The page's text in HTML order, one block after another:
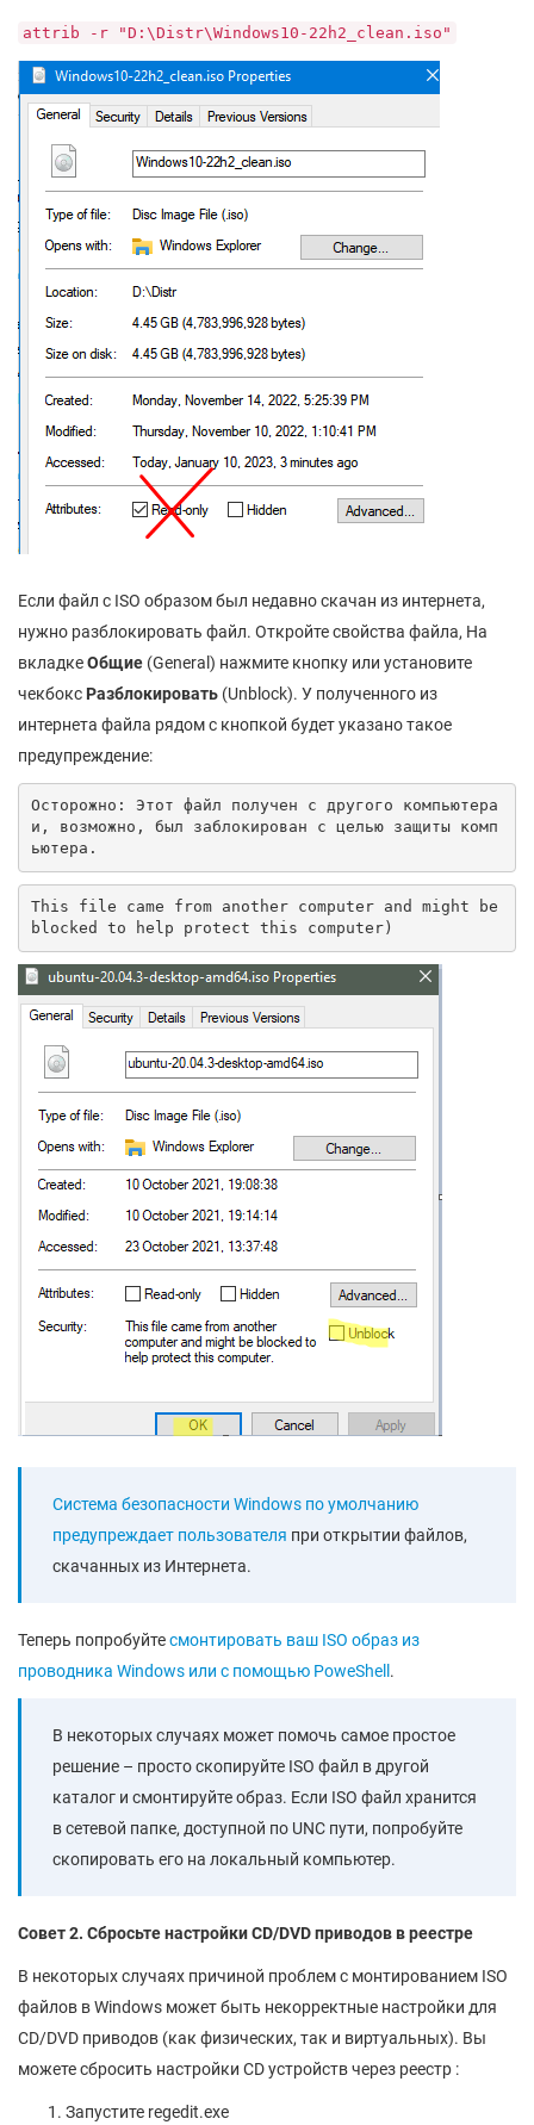
attrib -r "D:\Distr\Windows10-22h2_clean.iso"
Если файл с ISO образом был недавно скачан из интернета,
нужно разблокировать файл. Откройте свойства файла, На
вкладкеОбщие (General) нажмите кнопку или установите
чекбокс Разблокировать (Unblock). У полученного из
интернета файла рядом с кнопкой будет указано такое
предупреждение:
Осторожно: Этот файл получен с другого компьютера
и, возможно, был заблокирован с целью защиты комп
ьютера.
This file came from another computer and might be
blocked to help protect this computer)
Система безопасности Windows по умолчанию
предупреждает пользователя при открытии файлов,
скачанных из Интернета.
Теперь попробуйтесмонтировать ваш ISO образ из
проводника Windows или с помощью PoweShell .
В некоторых случаях может помочь самое простое
решение – просто скопируйте ISO файл в другой
каталог и смонтируйте образ. Если ISO файл хранится
в сетевой папке, доступной по UNC пути, попробуйте
скопировать его на локальный компьютер.
Совет 2. Сбросьте настройки CD/DVD приводов в реестре
В некоторых случаях причиной проблем с монтированием ISO
файлов в Windows может быть некорректные настройки для
CD/DVD приводов (как физических, так и виртуальных). Вы
можете сбросить настройки CD устройств через реестр :
Запустите regedit.exe